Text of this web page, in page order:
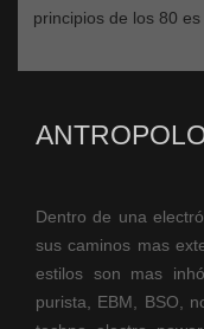
principios de los 80 es
Dentro de una
sus caminos mas
estilos son mas
purista, EBM, BSO,